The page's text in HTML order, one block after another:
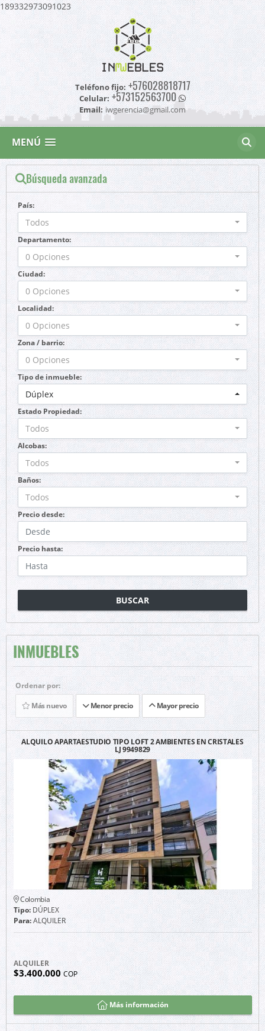
189332973091023
Teléfono fijo: +576028818717
Celular: +573152563700
Email: iwgerencia@gmail.com
MENÚ
Búsqueda avanzada
País:
Todos
Departamento:
0 Opciones
Ciudad:
0 Opciones
Localidad:
0 Opciones
Zona / barrio:
0 Opciones
Tipo de inmueble:
Dúplex
Estado Propiedad:
Todos
Alcobas:
Todos
Baños:
Todos
Precio desde:
Precio hasta:
BUSCAR
INMUEBLES
Ordenar por:
Más nuevo
Menor precio Mayor precio
ALQUILO APARTAESTUDIO TIPO LOFT 2 AMBIENTES EN CRISTALES
LJ 9949829
Colombia
Tipo:DÚPLEX
Para:ALQUILER
ALQUILER
$3.400.000COP
Más información